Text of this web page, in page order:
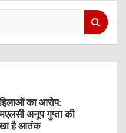
का आरोप:
अनूप गुप्ता की
है आतंक